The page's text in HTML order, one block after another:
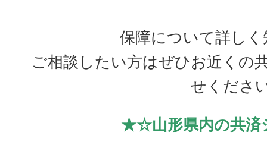
保障について詳し
ご相談したい方はぜひお近くの
せくださ
★☆山形県内の共